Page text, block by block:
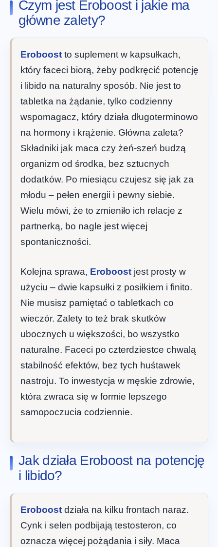
Czym jest Eroboost i jakie ma
główne zalety?
Eroboost to suplement w kapsułkach,
który faceci biorą, żeby podkręcić potencję
i libido na naturalny sposób. Nie jest to
tabletka na żądanie, tylko codzienny
wspomagacz, który działa długoterminowo
na hormony i krążenie. Główna zaleta?
Składniki jak maca czy żeń-szeń budzą
organizm od środka, bez sztucnych
dodatków. Po miesiącu czujesz się jak za
młodu – pełen energii i pewny siebie.
Wielu mówi, że to zmieniło ich relacje z
partnerką, bo nagle jest więcej
spontaniczności.
Kolejna sprawa, Eroboost jest prosty w
użyciu – dwie kapsułki z posiłkiem i finito.
Nie musisz pamiętać o tabletkach co
wieczór. Zalety to też brak skutków
ubocznych u większości, bo wszystko
naturalne. Faceci po czterdziestce chwalą
stabilność efektów, bez tych huśtawek
nastroju. To inwestycja w męskie zdrowie,
która zwraca się w formie lepszego
samopoczucia codziennie.
Jak działa Eroboost na potencję
i libido?
Eroboost działa na kilku frontach naraz.
Cynk i selen podbijają testosteron, co
oznacza więcej pożądania i siły. Maca